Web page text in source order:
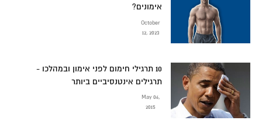
אימונים?
October
12, 2023
10 תרגילי חימום לפני אימון ובמהלכו -
תרגילים אינטנסיביים ביותר
May 06,
2015